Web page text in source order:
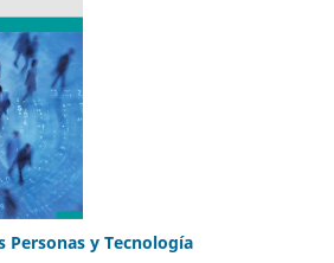
Personas y Tecnología